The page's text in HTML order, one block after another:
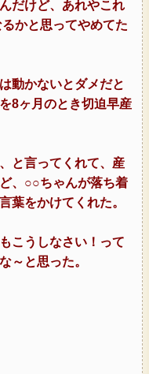
だけど、あれやこれ
かと思ってやめてた
動かないとダメだと
8ヶ月のとき切迫早産
と言ってくれて、産
、○○ちゃんが落ち着
葉をかけてくれた。
こうしなさい！って
～と思った。